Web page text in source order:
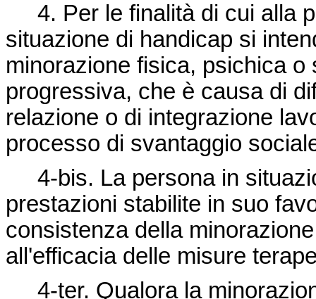
4. Per le finalità di cui alla
situazione di handicap si
minorazione fisica, psichica
progressiva, che è causa di
relazione o di integrazione
processo di svantaggio
4-bis. La persona in
prestazioni stabilite in suo
consistenza della
all'efficacia delle misure
4-ter. Qualora la